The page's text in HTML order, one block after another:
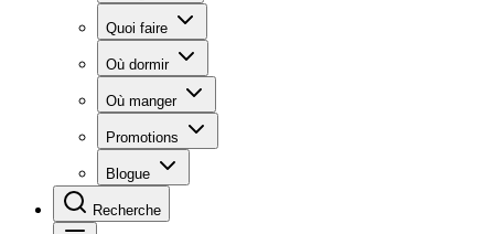
Quoi faire
Où dormir
Où manger
Promotions
Blogue
Recherche